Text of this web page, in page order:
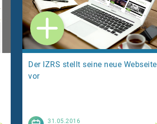
Der IZRS stellt seine neue Webseite
vor
31.05.2016